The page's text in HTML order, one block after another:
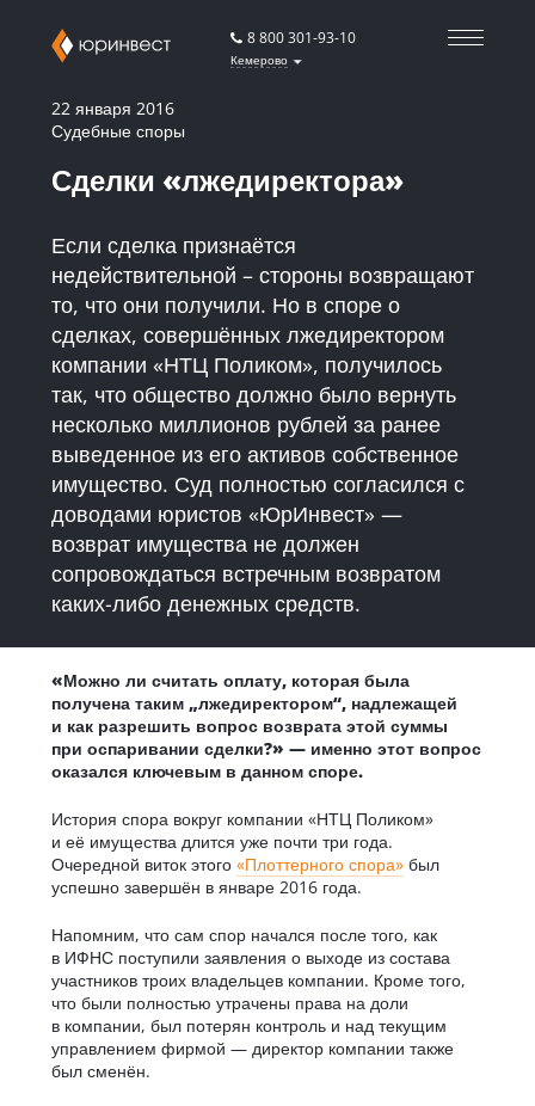
8 800 301-93-10
Кемерово
22 января 2016
Судебные споры
Сделки «лжедиректора»
Если сделка признаётся
недействительной – стороны возвращают
то, что они получили. Но в споре о
сделках, совершённых лжедиректором
компании «НТЦ Поликом», получилось
так, что общество должно было вернуть
несколько миллионов рублей за ранее
выведенное из его активов собственное
имущество. Суд полностью согласился с
доводами юристов «ЮрИнвест» —
возврат имущества не должен
сопровождаться встречным возвратом
каких-либо денежных средств.
«Можно ли считать оплату, которая была
получена таким „лжедиректором“, надлежащей
и как разрешить вопрос возврата этой суммы
при оспаривании сделки?» — именно этот вопрос
оказался ключевым в данном споре.
История спора вокруг компании «НТЦ Поликом»
и её имущества длится уже почти три года.
Очередной виток этого«Плоттерного спора» был
успешно завершён в январе 2016 года.
Напомним, что сам спор начался после того, как
в ИФНС поступили заявления о выходе из состава
участников троих владельцев компании. Кроме того,
что были полностью утрачены права на доли
в компании, был потерян контроль и над текущим
управлением фирмой — директор компании также
был сменён.